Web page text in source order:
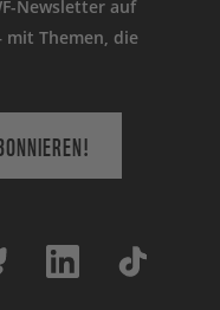
Newsletter auf
mit Themen, die